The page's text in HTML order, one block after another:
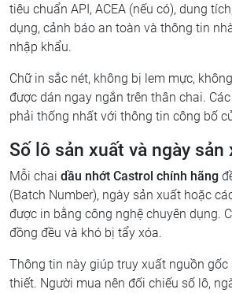
tiêu chuẩn API, ACEA (nếu có), dung
dụng, cảnh báo an toàn và thông tin
nhập khẩu.
Chữ in sắc nét, không bị lem mực,
được dán ngay ngắn trên thân chai.
phải thống nhất với thông tin công bố
Số lô sản xuất và ngày sản
Mỗi chai dầu nhớt Castrol chính hãng
(Batch Number), ngày sản xuất hoặc
được in bằng công nghệ chuyên dụng.
đồng đều và khó bị tẩy xóa.
Thông tin này giúp truy xuất nguồn
thiết. Người mua nên đối chiếu số lô,